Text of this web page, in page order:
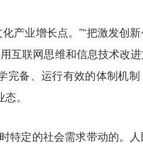
产业增长点。”“把激发创
互联网思维和信息技术改进
完备、运行有效的体制机
。
特定的社会需求带动的。